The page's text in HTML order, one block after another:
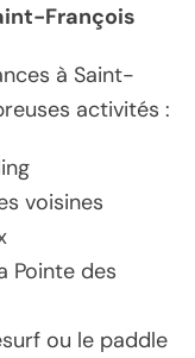
François
à Saint-
activités :
voisines
Pointe des
ou le paddle